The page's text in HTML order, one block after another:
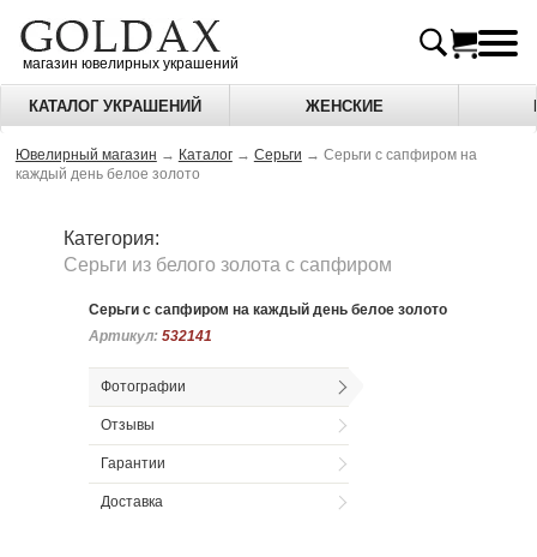
магазин ювелирных украшений
КАТАЛОГ УКРАШЕНИЙ ЖЕНСКИЕ
Ювелирный магазин → Каталог → Серьги → Серьги с сапфиром на
каждый день белое золото
Категория:
Серьги из белого золота c сапфиром
Серьги с сапфиром на каждый день белое золото
Артикул: 532141
Артикул: 532141
Фотографии
Отзывы
Гарантии
Доставка